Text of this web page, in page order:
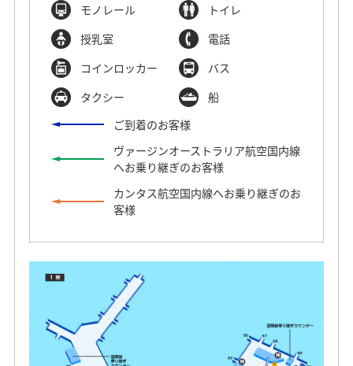
モノレール
トイレ
授乳室
電話
コインロッカー
バス
タクシー
船
ご到着のお客様
ヴァージンオーストラリア航空国内線
へお乗り継ぎのお客様
カンタス航空国内線へお乗り継ぎのお
客様